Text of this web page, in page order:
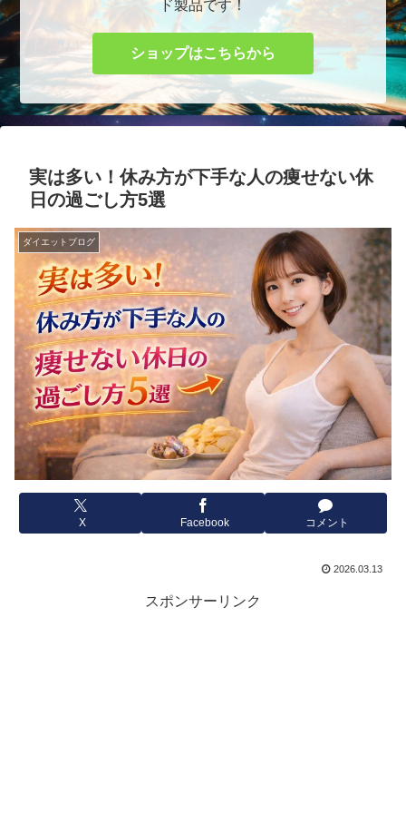
ド製品です！
ショップはこちらから
実は多い！休み方が下手な人の痩せない休
日の過ごし方5選
ダイエットブログ
X Facebook コメント
2026.03.13
スポンサーリンク